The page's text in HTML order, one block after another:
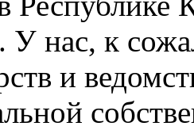
У нас, к
и